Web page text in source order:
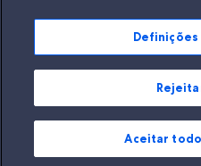
Stayz.com.au
© 2026 Vrbo, uma empresa do
reservados. Vrbo e o logotipo da
registradas da HomeAway.com, Inc.
Aceitar